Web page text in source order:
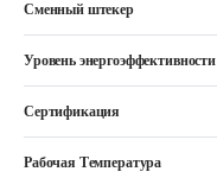
Сменный штекер
Уровень энергоэффективности
Сертификация
Рабочая Температура